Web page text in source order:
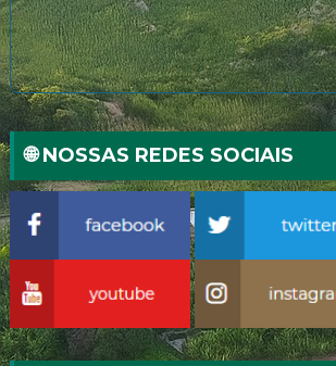
🌐 NOSSAS REDES SOCIAIS